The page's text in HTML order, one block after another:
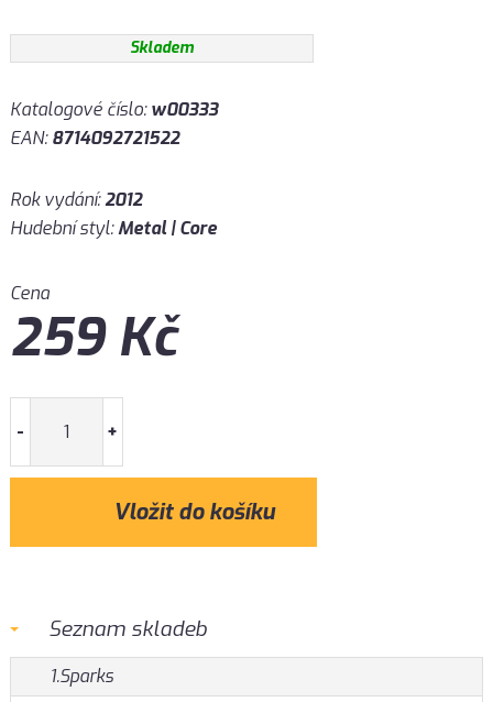
Skladem
Katalogové číslo:w00333
EAN:8714092721522
Rok vydání:2012
Hudební styl:Metal | Core
Cena
259Kč
- +
Seznam skladeb
1.Sparks